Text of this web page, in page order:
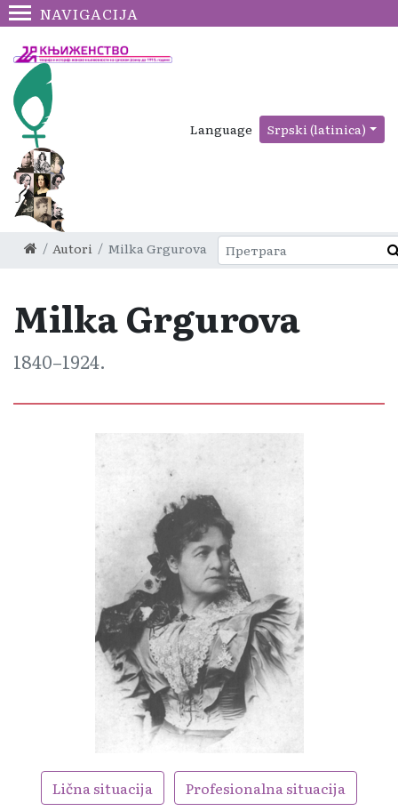
NAVIGACIJA
Language Srpski (latinica)
Autori Milka Grgurova
Milka Grgurova
1840–1924.
Lična situacija
Profesionalna situacija